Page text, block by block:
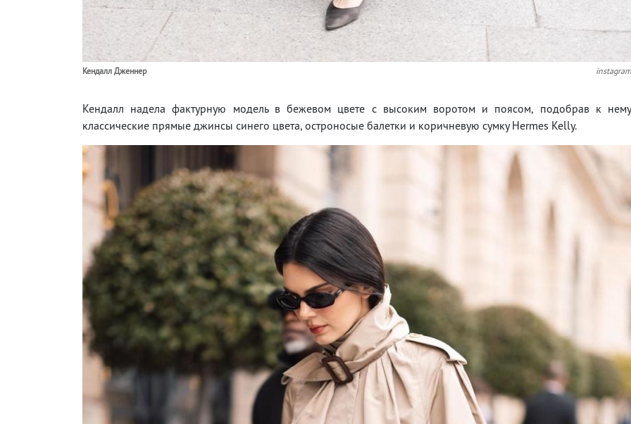
Кендалл Дженнер instagram
Кендалл надела фактурную модель в бежевом цвете с высоким воротом и поясом, подобрав к нему
классические прямые джинсы синего цвета, остроносые балетки и коричневую сумку Hermes Kelly.